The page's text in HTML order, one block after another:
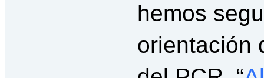
hemos
orientación